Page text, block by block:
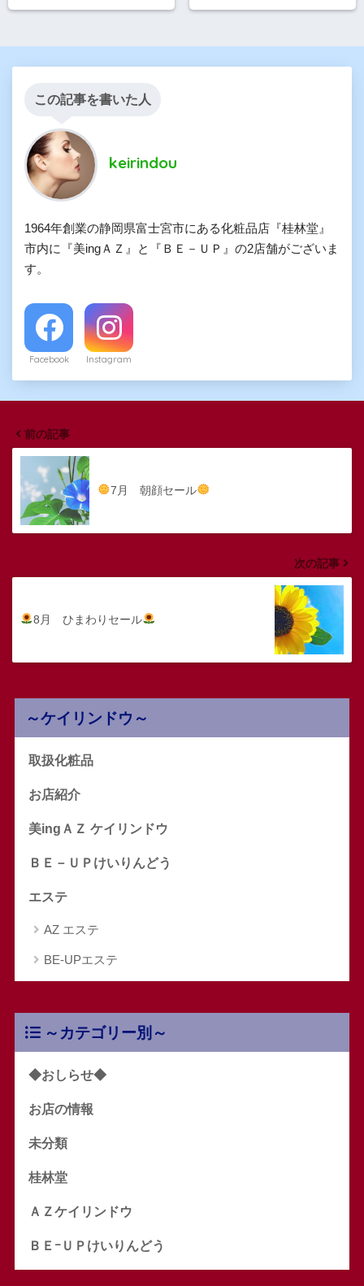
この記事を書いた人
keirindou
1964年創業の静岡県富士宮市にある化粧品店『桂林堂』
市内に『美ingＡＺ』と『ＢＥ－ＵＰ』の2店舗がございま
す。
Facebook Instagram
前の記事
7月 朝顔セール
次の記事
8月 ひまわりセール
～ケイリンドウ～
取扱化粧品
お店紹介
美ingＡＺ ケイリンドウ
ＢＥ－ＵＰけいりんどう
エステ
AZ エステ
BE-UPエステ
～カテゴリー別～
◆おしらせ◆
お店の情報
未分類
桂林堂
ＡＺケイリンドウ
ＢＥｰＵＰけいりんどう